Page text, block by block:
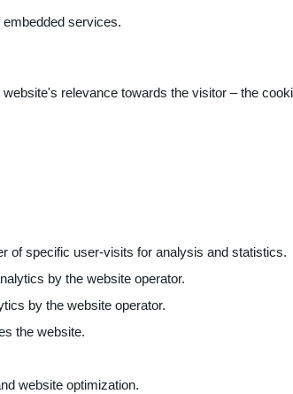
services.
relevance towards the visitor – the
of specific user-visits for analysis and statistics.
by the website operator.
by the website operator.
the website.
website optimization.